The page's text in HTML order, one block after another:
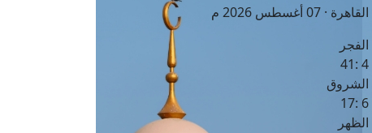
القاهرة · 07 أغسطس 2026 م
الفجر
4 :41
الشروق
6 :17
الظهر